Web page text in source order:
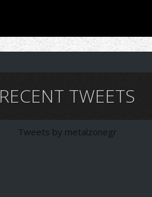
RECENT TWEETS
Tweets by metalzonegr